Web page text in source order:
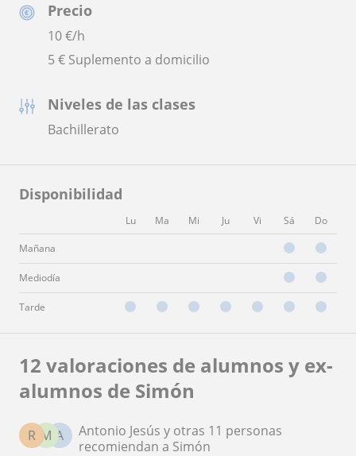
Precio
10€/h
5 € Suplemento a domicilio
Niveles de las clases
Bachillerato
Disponibilidad
Lu Ma Mi Ju Vi Sá Do
Mañana
Mediodía
Tarde
12 valoraciones de alumnos y ex-
alumnos de Simón
A
M
R
Antonio Jesús y otras 11 personas
recomiendan a Simón